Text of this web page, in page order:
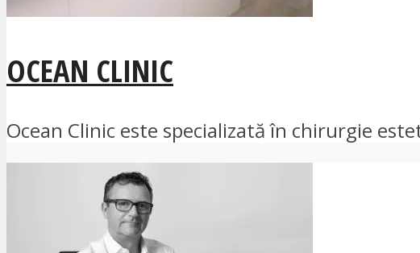
OCEAN CLINIC
Ocean Clinic este specializată în chirurgie